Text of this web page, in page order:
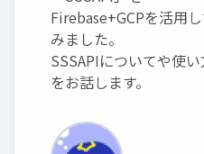
Firebase+GCPを活用
みました。
SSSAPIについてや使
をお話します。